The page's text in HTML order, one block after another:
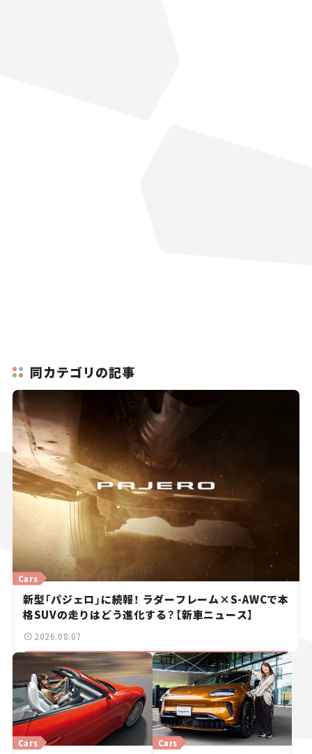
同カテゴリの記事
新型「パジェロ」に続報！ ラダーフレーム×S-AWCで本
格SUVの走りはどう進化する？【新車ニュース】
Cars
2026.08.07
Cars Cars